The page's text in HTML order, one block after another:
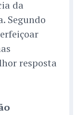
da
Segundo
resposta